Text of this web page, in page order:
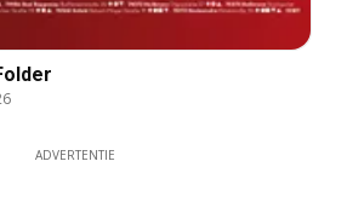
ADVERTENTIE